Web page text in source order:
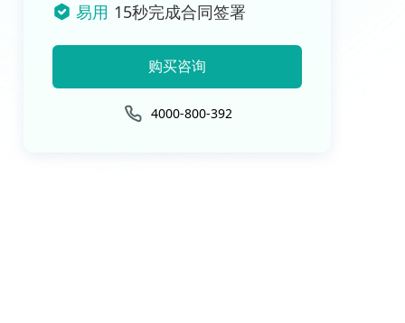
易用 15秒完成合同签署
购买咨询
4000-800-392